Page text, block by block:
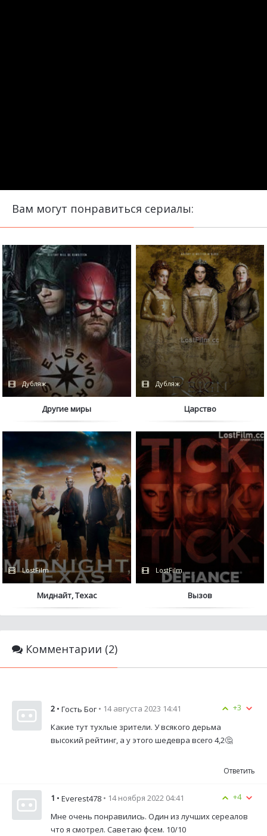
Вам могут понравиться сериалы:
Дубляж
Другие миры
Дубляж
Царство
LostFilm
Миднайт, Техас
LostFilm
Вызов
Комментарии (2)
+3
2 • Гость Бог • 14 августа 2023 14:41
Какие тут тухлые зрители. У всякого дерьма
высокий рейтинг, а у этого шедевра всего 4,2🤔
Ответить
+4
1 • Everest478 • 14 ноября 2022 04:41
Мне очень понравились. Один из лучших сереалов
что я смотрел. Саветаю фсем. 10/10